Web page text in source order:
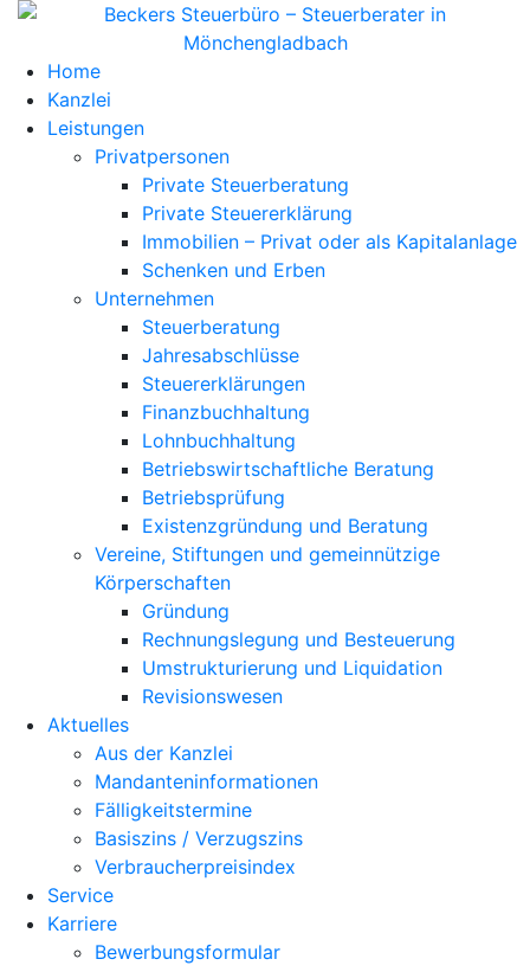
Home
Kanzlei
Leistungen
Privatpersonen
Private Steuerberatung
Private Steuererklärung
Immobilien – Privat oder als Kapitalanlage
Schenken und Erben
Unternehmen
Steuerberatung
Jahresabschlüsse
Steuererklärungen
Finanzbuchhaltung
Lohnbuchhaltung
Betriebswirtschaftliche Beratung
Betriebsprüfung
Existenzgründung und Beratung
Vereine, Stiftungen und gemeinnützige
Körperschaften
Gründung
Rechnungslegung und Besteuerung
Umstrukturierung und Liquidation
Revisionswesen
Aktuelles
Aus der Kanzlei
Mandanteninformationen
Fälligkeitstermine
Basiszins / Verzugszins
Verbraucherpreisindex
Service
Karriere
Bewerbungsformular